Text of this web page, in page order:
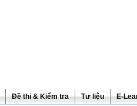
Đề thi & Kiểm tra Tư liệu E-